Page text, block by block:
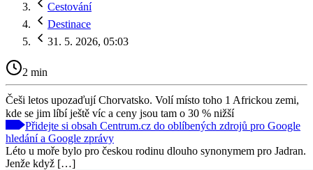
Cestování
Destinace
31. 5. 2026, 05:03
2 min
Češi letos upozaďují Chorvatsko. Volí místo toho 1 Africkou zemi,
kde se jim líbí ještě víc a ceny jsou tam o 30 % nižší
Přidejte si obsah Centrum.cz do oblíbených zdrojů pro Google
hledání a Google zprávy
Léto u moře bylo pro českou rodinu dlouho synonymem pro Jadran.
Jenže když […]